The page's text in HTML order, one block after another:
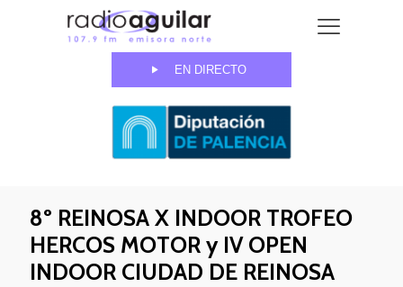
EN DIRECTO
8º REINOSA X INDOOR TROFEO
HERCOS MOTOR y IV OPEN
INDOOR CIUDAD DE REINOSA